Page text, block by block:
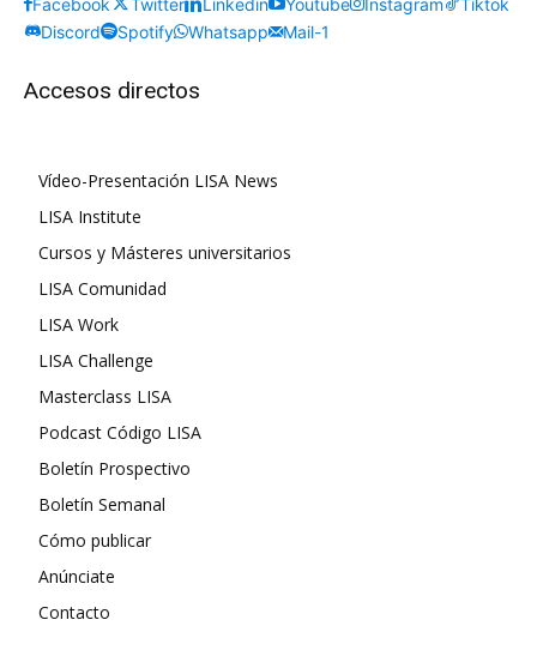
Facebook Twitter Linkedin Youtube Instagram
Tiktok
Discord
Spotify Whatsapp Mail-1
Accesos directos
Vídeo-Presentación LISA News
LISA Institute
Cursos y Másteres universitarios
LISA Comunidad
LISA Work
LISA Challenge
Masterclass LISA
Podcast Código LISA
Boletín Prospectivo
Boletín Semanal
Cómo publicar
Anúnciate
Contacto